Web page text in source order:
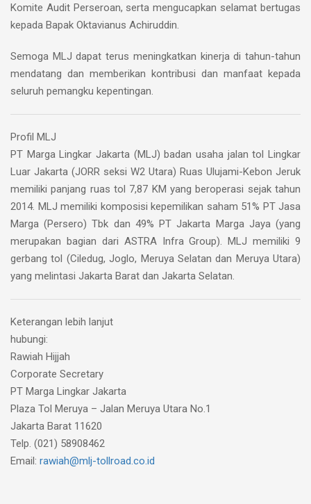
Komite Audit Perseroan, serta mengucapkan selamat bertugas
kepada Bapak Oktavianus Achiruddin.
Semoga MLJ dapat terus meningkatkan kinerja di tahun-tahun
mendatang dan memberikan kontribusi dan manfaat kepada
seluruh pemangku kepentingan.
Profil MLJ
PT Marga Lingkar Jakarta (MLJ) badan usaha jalan tol Lingkar
Luar Jakarta (JORR seksi W2 Utara) Ruas Ulujami-Kebon Jeruk
memiliki panjang ruas tol 7,87 KM yang beroperasi sejak tahun
2014. MLJ memiliki komposisi kepemilikan saham 51% PT Jasa
Marga (Persero) Tbk dan 49% PT Jakarta Marga Jaya (yang
merupakan bagian dari ASTRA Infra Group). MLJ memiliki 9
gerbang tol (Ciledug, Joglo, Meruya Selatan dan Meruya Utara)
yang melintasi Jakarta Barat dan Jakarta Selatan.
Keterangan lebih lanjut
hubungi:
Rawiah Hijjah
Corporate Secretary
PT Marga Lingkar Jakarta
Plaza Tol Meruya – Jalan Meruya Utara No.1
Jakarta Barat 11620
Telp. (021) 58908462
Email: rawiah@mlj-tollroad.co.id